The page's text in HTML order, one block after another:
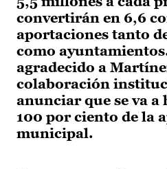
convertirán en 6,6
aportaciones tanto
como
agradecido a
colaboración
anunciar que se va a
100 por ciento de la
municipal.